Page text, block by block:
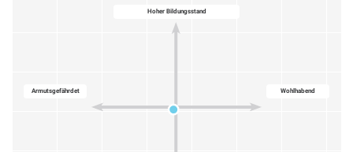
Hoher Bildungsstand
Wohlhabend
Armutsgefährdet